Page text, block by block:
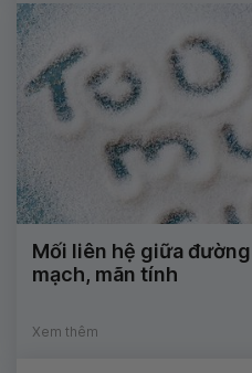
Mối liên hệ giữa
mạch, mãn tính
Xem thêm